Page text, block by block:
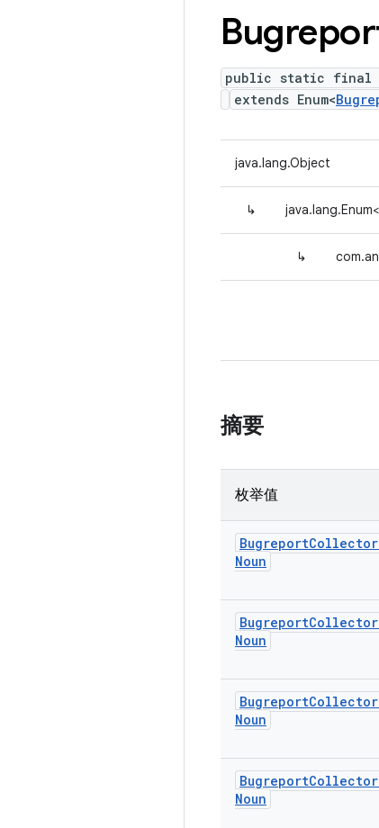
public static final
extends Enum<
java.lang.Object
↳ java.lang.Enum<
↳
摘要
枚举值
BugreportCollector
Noun
BugreportCollector
Noun
BugreportCollector
Noun
BugreportCollector
Noun